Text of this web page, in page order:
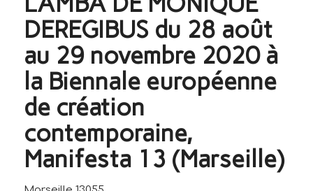
DEREGIBUS du 28 août
au 29 novembre 2020 à
la Biennale européenne
de création
contemporaine,
Manifesta 13 (Marseille)